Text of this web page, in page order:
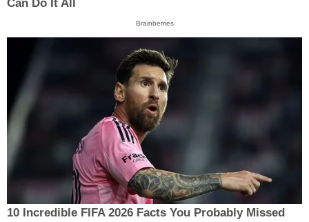
Can Do It All
Brainberries
10 Incredible FIFA 2026 Facts You Probably Missed